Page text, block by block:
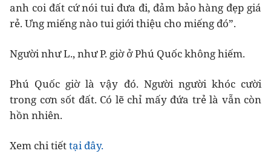
anh coi đất cứ nói tui đưa đi, đảm bảo hàng đẹp giá
rẻ. Ưng miếng nào tui giới thiệu cho miếng đó”.
Người như L., như P. giờ ở Phú Quốc không hiếm.
Phú Quốc giờ là vậy đó. Người người khóc cười
trong cơn sốt đất. Có lẽ chỉ mấy đứa trẻ là vẫn còn
hồn nhiên.
Xem chi tiếttại đây.